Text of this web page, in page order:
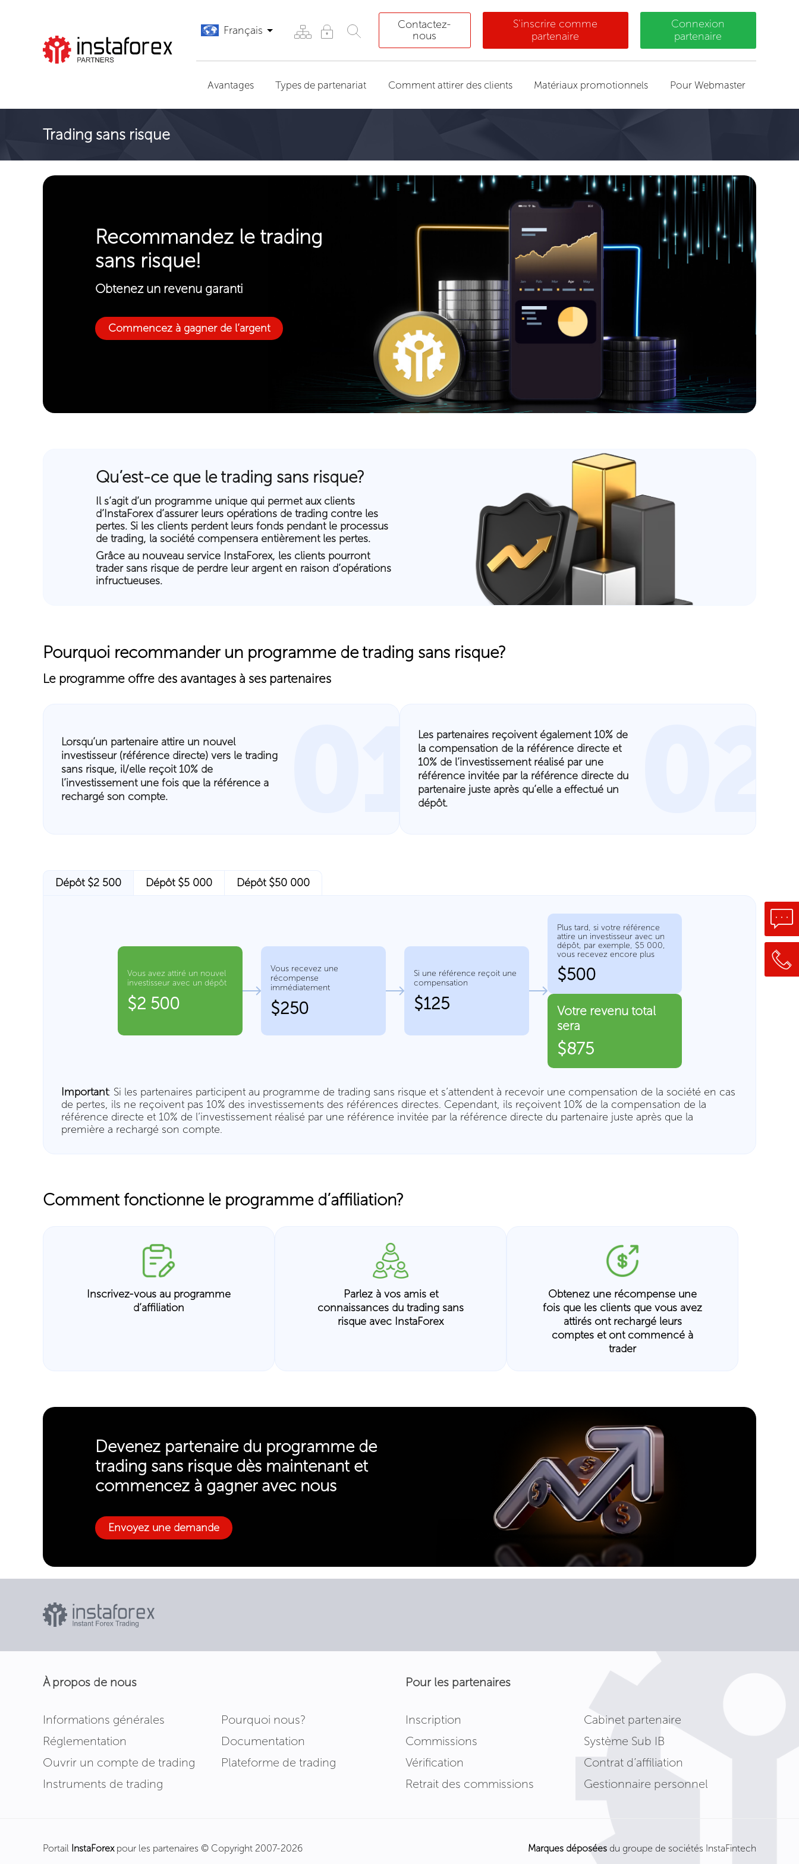
Français
Contactez-
nous
S'inscrire comme
partenaire
Connexion
partenaire
Avantages Types de partenariat Comment attirer des clients Matériaux promotionnels Pour Webmaster
Trading sans risque
Recommandez le trading
sans risque!
Obtenez un revenu garanti
Commencez à gagner de l’argent
Qu’est-ce que le trading sans risque?
Il s’agit d’un programme unique qui permet aux clients
d’InstaForex d’assurer leurs opérations de trading contre les
pertes. Si les clients perdent leurs fonds pendant le processus
de trading, la société compensera entièrement les pertes.
Grâce au nouveau service InstaForex, les clients pourront
trader sans risque de perdre leur argent en raison d’opérations
infructueuses.
Pourquoi recommander un programme de trading sans risque?
Le programme offre des avantages à ses partenaires
Lorsqu’un partenaire attire un nouvel
investisseur (référence directe) vers le trading
sans risque, il/elle reçoit 10% de
l’investissement une fois que la référence a
rechargé son compte.
Les partenaires reçoivent également 10% de
la compensation de la référence directe et
10% de l’investissement réalisé par une
référence invitée par la référence directe du
partenaire juste après qu’elle a effectué un
dépôt.
Dépôt $2 500 Dépôt $5 000 Dépôt $50 000
Vous avez attiré un nouvel
investisseur avec un dépôt
$2 500
Vous recevez une
récompense
immédiatement
$250
Si une référence reçoit une
compensation
$125
Plus tard, si votre référence
attire un investisseur avec un
dépôt, par exemple, $5 000,
vous recevez encore plus
$500
Votre revenu total
sera
$875
Important: Si les partenaires participent au programme de trading sans risque et s’attendent à recevoir une compensation de la société en cas
de pertes, ils ne reçoivent pas 10% des investissements des références directes. Cependant, ils reçoivent 10% de la compensation de la
référence directe et 10% de l’investissement réalisé par une référence invitée par la référence directe du partenaire juste après que la
première a rechargé son compte.
Comment fonctionne le programme d’affiliation?
Inscrivez-vous au programme
d’affiliation
Parlez à vos amis et
connaissances du trading sans
risque avec InstaForex
Obtenez une récompense une
fois que les clients que vous avez
attirés ont rechargé leurs
comptes et ont commencé à
trader
Devenez partenaire du programme de
trading sans risque dès maintenant et
commencez à gagner avec nous
Envoyez une demande
À propos de nous
Informations générales
Pourquoi nous?
Réglementation
Documentation
Ouvrir un compte de trading
Plateforme de trading
Instruments de trading
Pour les partenaires
Inscription
Cabinet partenaire
Commissions
Système Sub IB
Vérification
Contrat d’affiliation
Retrait des commissions
Gestionnaire personnel
Portail InstaForexpour les partenaires © Copyright 2007-2026 Marques déposées du groupe de sociétés InstaFintech